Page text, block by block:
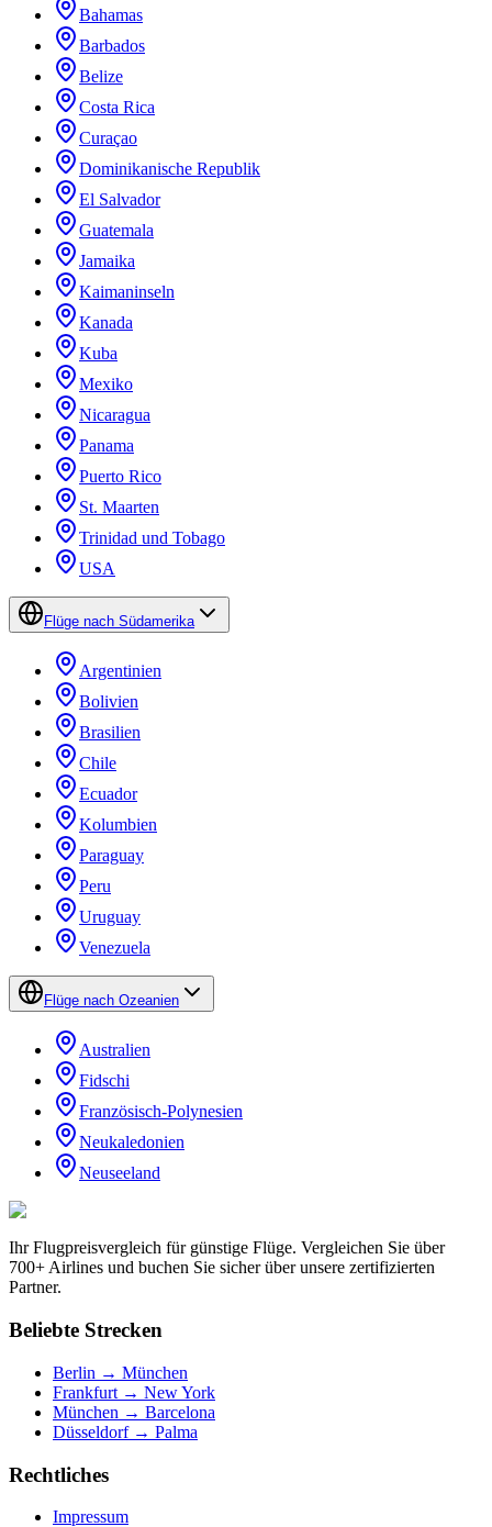
Bahamas
Barbados
Belize
Costa Rica
Curaçao
Dominikanische Republik
El Salvador
Guatemala
Jamaika
Kaimaninseln
Kanada
Kuba
Mexiko
Nicaragua
Panama
Puerto Rico
St. Maarten
Trinidad und Tobago
USA
Flüge nach Südamerika
Argentinien
Bolivien
Brasilien
Chile
Ecuador
Kolumbien
Paraguay
Peru
Uruguay
Venezuela
Flüge nach Ozeanien
Australien
Fidschi
Französisch-Polynesien
Neukaledonien
Neuseeland
Ihr Flugpreisvergleich für günstige Flüge. Vergleichen Sie über
700+ Airlines und buchen Sie sicher über unsere zertifizierten
Partner.
Beliebte Strecken
Berlin → München
Frankfurt → New York
München → Barcelona
Düsseldorf → Palma
Rechtliches
Impressum